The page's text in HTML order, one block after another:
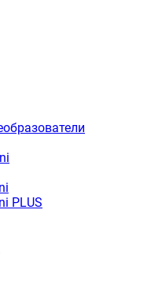
PLUS